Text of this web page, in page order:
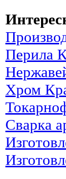
Перила
Хром
Сварка